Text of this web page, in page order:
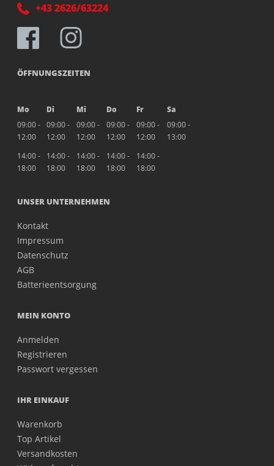
+43 2626/63224
ÖFFNUNGSZEITEN
Mo Di Mi Do Fr
Sa
09:00 -
12:00
09:00 -
12:00
09:00 -
12:00
09:00 -
12:00
09:00 -
12:00
09:00 -
13:00
14:00 -
18:00
14:00 -
18:00
14:00 -
18:00
14:00 -
18:00
14:00 -
18:00
UNSER UNTERNEHMEN
Kontakt
Impressum
Datenschutz
AGB
Batterieentsorgung
MEIN KONTO
Anmelden
Registrieren
Passwort vergessen
IHR EINKAUF
Warenkorb
Top Artikel
Versandkosten